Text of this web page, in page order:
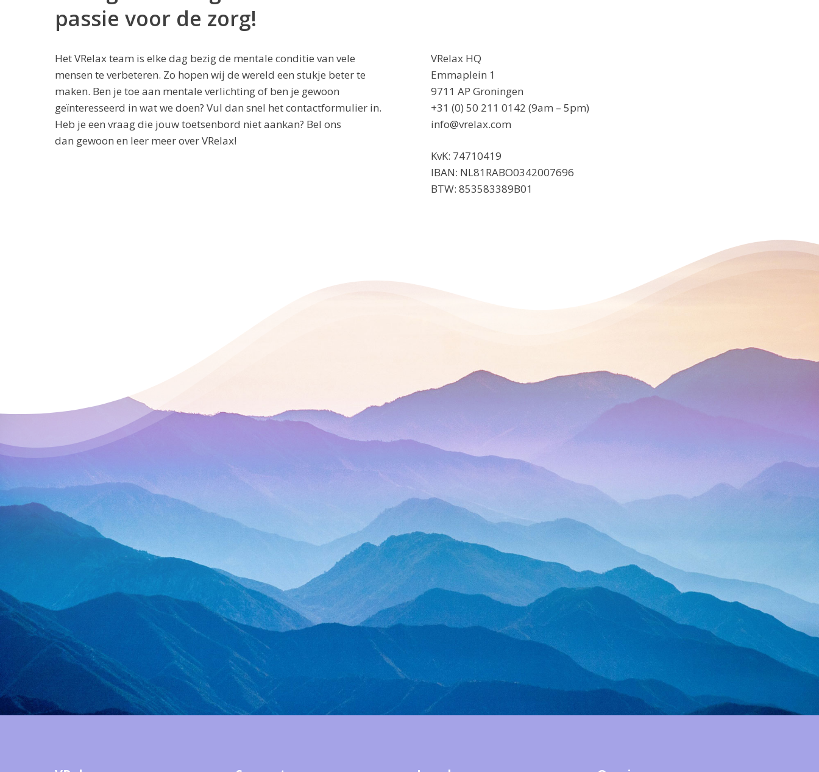
passie voor de zorg!
Het VRelax team is elke dag bezig de mentale conditie van vele
mensen te verbeteren. Zo hopen wij de wereld een stukje beter te
maken. Ben je toe aan mentale verlichting of ben je gewoon
geïnteresseerd in wat we doen? Vul dan snel het contactformulier in.
Heb je een vraag die jouw toetsenbord niet aankan? Bel ons
dan gewoonen leer meer over VRelax!
VRelax HQ
Emmaplein 1
9711 AP Groningen
+31 (0) 50 211 0142 (9am – 5pm)
info@vrelax.com
KvK: 74710419
IBAN: NL81RABO0342007696
BTW: 853583389B01